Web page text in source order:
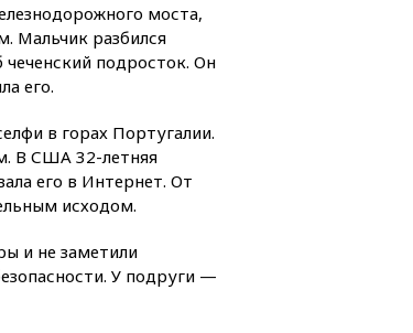
урагана
22:55В Москве в
пятницу ожидаются ливни
контракт с «Реалом»
2032 года
22:28 Отказаться от
гражданства
22:20Путин назвал 76-ю
десантно-
моста,
Мальчик разбился
подросток. Он
его.
в горах Португалии.
В США 32-летняя
его в Интернет. От
исходом.
и не заметили
У подруги —